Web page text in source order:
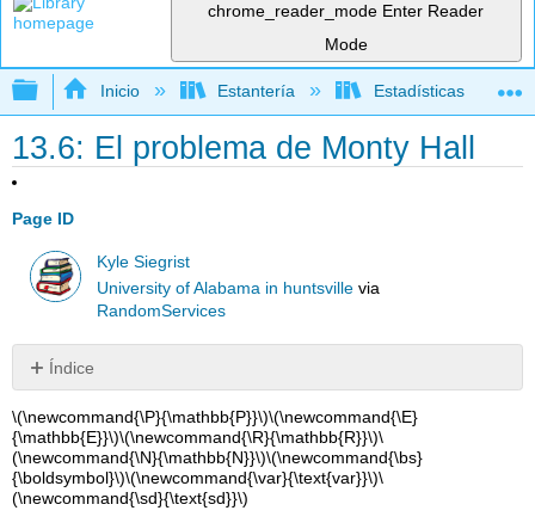
chrome_reader_mode Enter Reader
Mode
Expandir/contraer jerarquía global
Inicio Estantería Estadísticas
13.6: El problema de Monty Hall
Page ID
Kyle Siegrist
University of Alabama in huntsville via
RandomServices
Índice
Declaración
del
problema
Modelado
\(\newcommand{\P}{\mathbb{P}}\)\(\newcommand{\E}
{\mathbb{E}}\)\(\newcommand{\R}{\mathbb{R}}\)\
(\newcommand{\N}{\mathbb{N}}\)\(\newcommand{\bs}
{\boldsymbol}\)\(\newcommand{\var}{\text{var}}\)\
(\newcommand{\sd}{\text{sd}}\)